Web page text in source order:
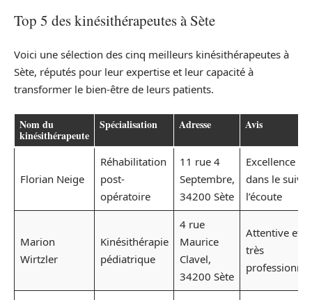
Top 5 des kinésithérapeutes à Sète
Voici une sélection des cinq meilleurs kinésithérapeutes à
Sète, réputés pour leur expertise et leur capacité à
transformer le bien-être de leurs patients.
Nom du
kinésithérapeute
Spécialisation Adresse Avis
Florian Neige
Réhabilitation
post-
opératoire
11 rue 4
Septembre,
34200 Sète
Excellence
dans le suivi
l’écoute
Marion
Wirtzler
Kinésithérapie
pédiatrique
4 rue
Maurice
Clavel,
34200 Sète
Attentive et
très